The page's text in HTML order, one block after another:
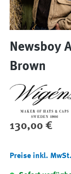
Newsboy
Brown
Regulärer Preis:
130,00 €
Preise inkl.